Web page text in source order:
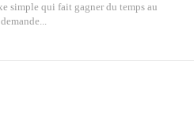
simple qui fait gagner du temps au